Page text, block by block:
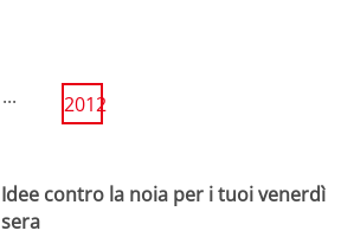
... 2012
Idee contro la noia per i tuoi venerdì
sera